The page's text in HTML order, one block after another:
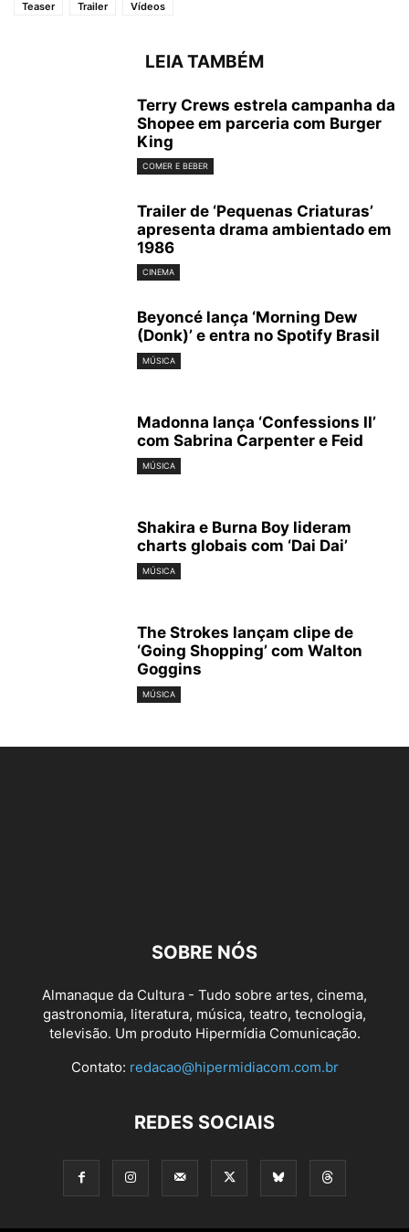
Teaser
Trailer Vídeos
LEIA TAMBÉM
Terry Crews estrela campanha da
Shopee em parceria com Burger
King
COMER E BEBER
Trailer de ‘Pequenas Criaturas’
apresenta drama ambientado em
1986
CINEMA
Beyoncé lança ‘Morning Dew
(Donk)’ e entra no Spotify Brasil
MÚSICA
Madonna lança ‘Confessions II’
com Sabrina Carpenter e Feid
MÚSICA
Shakira e Burna Boy lideram
charts globais com ‘Dai Dai’
MÚSICA
The Strokes lançam clipe de
‘Going Shopping’ com Walton
Goggins
MÚSICA
SOBRE NÓS
Almanaque da Cultura - Tudo sobre artes, cinema,
gastronomia, literatura, música, teatro, tecnologia,
televisão. Um produto Hipermídia Comunicação.
Contato: redacao@hipermidiacom.com.br
REDES SOCIAIS